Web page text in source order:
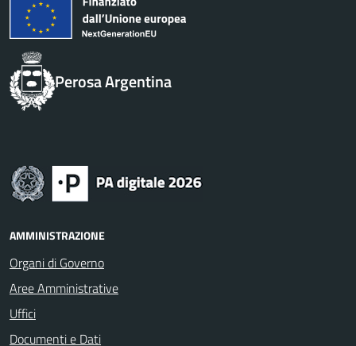
Perosa Argentina
AMMINISTRAZIONE
Organi di Governo
Aree Amministrative
Uffici
Documenti e Dati